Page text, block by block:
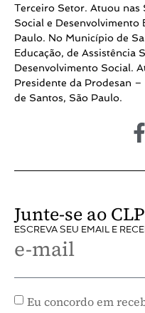
Terceiro Setor. Atuou nas
Social e Desenvolvimento
Paulo. No Município de
Educação, de Assistência
Desenvolvimento Social.
Presidente da Prodesan
de Santos, São Paulo.
Junte-se ao CLP
ESCREVA SEU EMAIL E
e-mail
Eu concordo em